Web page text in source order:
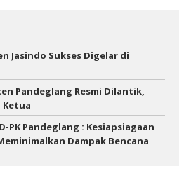
Jasindo Sukses Digelar di
Pandeglang Resmi Dilantik,
Ketua
PK Pandeglang : Kesiapsiagaan
Dampak Bencana